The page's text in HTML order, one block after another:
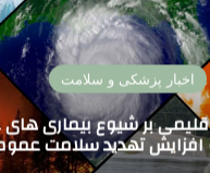
پزشکی تخصصی
واکسن آنفلوآنزا 1404 کدام
ها و مقایسه
پیشگیری موثر